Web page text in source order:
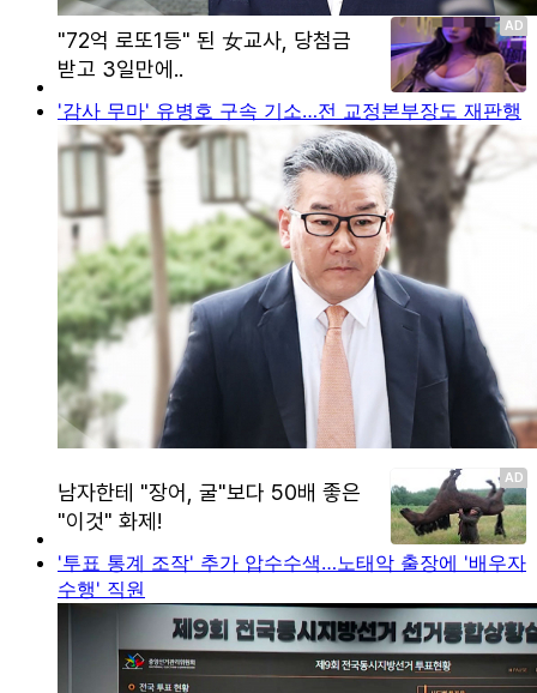
'감사 무마' 유병호 구속 기소…전 교정본부장도 재판행
'투표 통계 조작' 추가 압수수색…노태악 출장에 '배우자
수행' 직원